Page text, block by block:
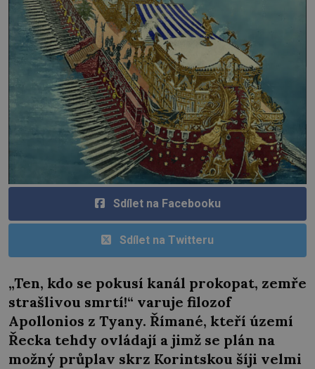
Sdílet na Facebooku
Sdílet na Twitteru
„Ten, kdo se pokusí kanál prokopat, zemře
strašlivou smrtí!“ varuje filozof
Apollonios z Tyany. Římané, kteří území
Řecka tehdy ovládají a jimž se plán na
možný průplav skrz Korintskou šíji velmi